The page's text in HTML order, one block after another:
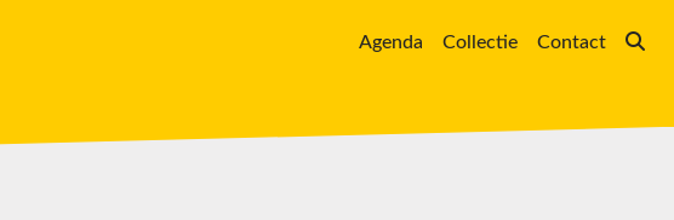
Agenda Collectie Contact